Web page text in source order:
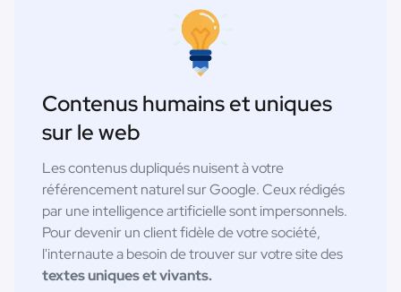
Contenus humains et uniques
sur le web
Les contenus dupliqués nuisent à votre
référencement naturel sur Google. Ceux rédigés
par une intelligence artificielle sont impersonnels.
Pour devenir un client fidèle de votre société,
l'internaute a besoin de trouver sur votre site des
textes uniques et vivants.